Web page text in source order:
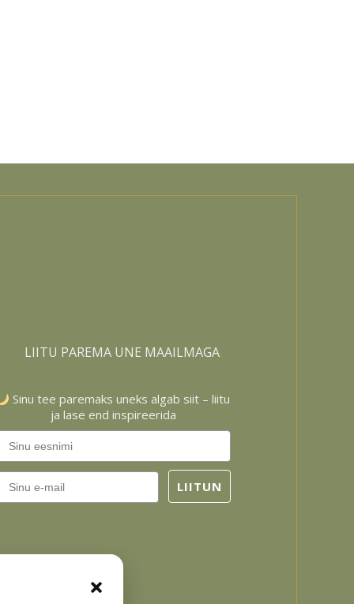
LIITU PAREMA UNE MAAILMAGA
Sinu tee paremaks uneks algab siit – liitu
ja lase end inspireerida
LIITUN